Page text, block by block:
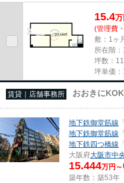
尚、弊社ではおとり広告は一切...
15.4万
(管理費
敷：1ヶ
所在階
坪数：
坪単価：
賃貸｜店舗事務所 おおきに
地下鉄御堂筋線
地下鉄御堂筋線
地下鉄四つ橋線
大阪府大阪市中
15.444万円～
築年数：築53年